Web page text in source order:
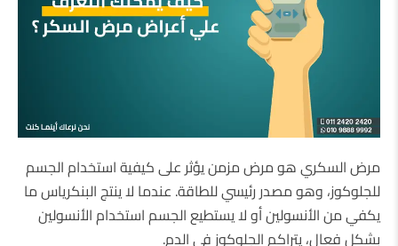
مرض السكري هو مرض مزمن يؤثر على كيفية استخدام الجسم
للجلوكوز، وهو مصدر رئيسي للطاقة. عندما لا ينتج البنكرياس ما
يكفي من الأنسولين أو لا يستطيع الجسم استخدام الأنسولين
بشكل فعال، يتراكم الجلوكوز في الدم.